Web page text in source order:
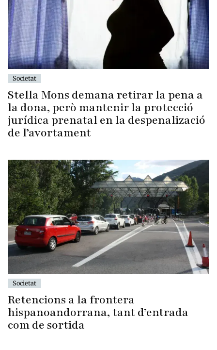
Societat
Stella Mons demana retirar la pena a
la dona, però mantenir la protecció
jurídica prenatal en la despenalizació
de l’avortament
Societat
Retencions a la frontera
hispanoandorrana, tant d’entrada
com de sortida